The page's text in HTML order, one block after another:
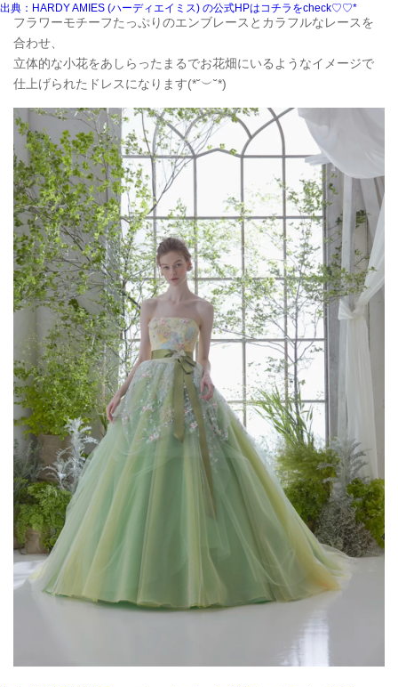
出典：HARDY AMIES (ハーディエイミス) の公式HPはコチラをcheck♡♡*
フラワーモチーフたっぷりのエンブレースとカラフルなレースを
合わせ、
立体的な小花をあしらったまるでお花畑にいるようなイメージで
仕上げられたドレスになります(*˘︶˘*)